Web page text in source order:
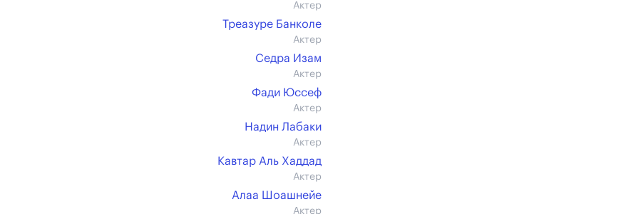
Актер
Треазуре Банколе
Актер
Седра Изам
Актер
Фади Юссеф
Актер
Надин Лабаки
Актер
Кавтар Аль Хаддад
Актер
Алаа Шоашнейе
Актер